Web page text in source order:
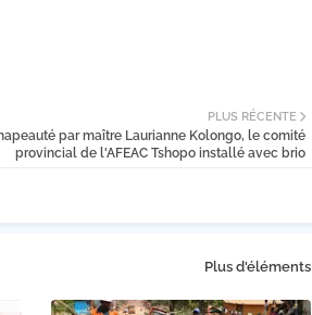
PLUS RÉCENTE
par maître Laurianne Kolongo, le comité
provincial de l'AFEAC Tshopo installé avec brio
Plus d'éléments